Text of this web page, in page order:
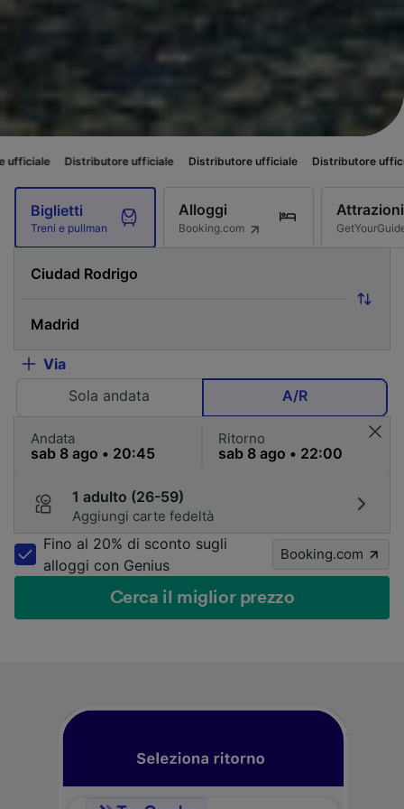
ufficiale Distributore ufficiale Distributore ufficiale
Biglietti
Treni e pullman
Alloggi
Booking.com
Attrazioni
Via
Sola andata
A/R
Andata Ritorno
1 adulto (26-59)
Aggiungi carte fedeltà
Fino al 20% di sconto sugli
alloggi con Genius
Booking.com
Cerca il miglior prezzo